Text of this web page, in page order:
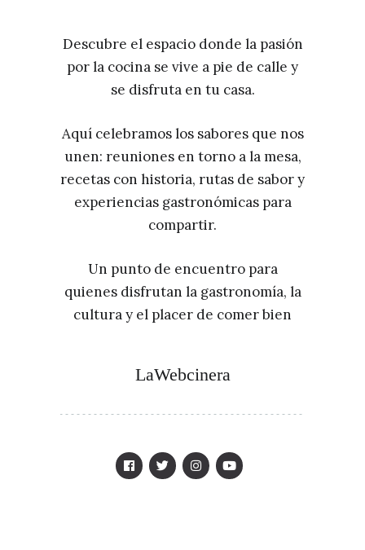
Descubre el espacio donde la pasión
por la cocina se vive a pie de calle y
se disfruta en tu casa.
Aquí celebramos los sabores que nos
unen: reuniones en torno a la mesa,
recetas con historia, rutas de sabor y
experiencias gastronómicas para
compartir.
Un punto de encuentro para
quienes disfrutan la gastronomía, la
cultura y el placer de comer bien
LaWebcinera